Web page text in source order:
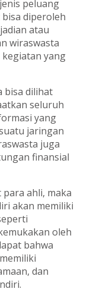
peluang
diperoleh
atau
wiraswasta
yang
bisa dilihat
seluruh
yang
jaringan
juga
finansial
ahli, maka
akan memiliki
oleh
bahwa
dan